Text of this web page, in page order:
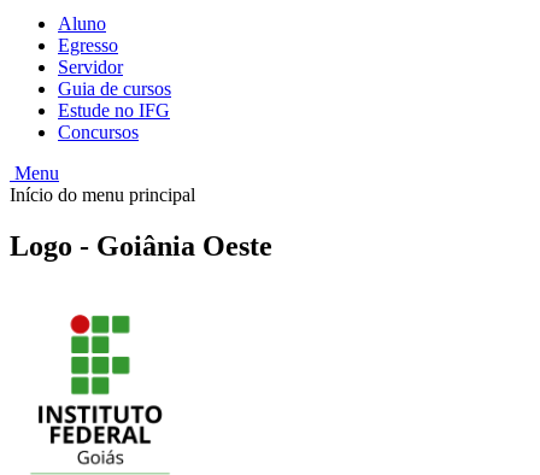
Aluno
Egresso
Servidor
Guia de cursos
Estude no IFG
Concursos
Menu
Início do menu principal
Logo - Goiânia Oeste